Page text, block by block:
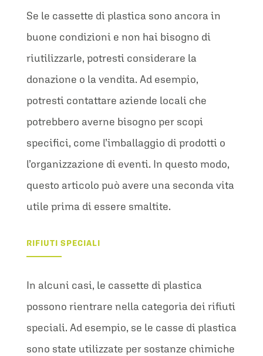
Se le cassette di plastica sono ancora in
buone condizioni e non hai bisogno di
riutilizzarle, potresti considerare la
donazione o la vendita. Ad esempio,
potresti contattare aziende locali che
potrebbero averne bisogno per scopi
specifici, come l’imballaggio di prodotti o
l’organizzazione di eventi. In questo modo,
questo articolo può avere una seconda vita
utile prima di essere smaltite.
RIFIUTI SPECIALI
In alcuni casi, le cassette di plastica
possono rientrare nella categoria dei rifiuti
speciali. Ad esempio, se le casse di plastica
sono state utilizzate per sostanze chimiche